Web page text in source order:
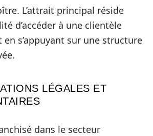
L’attrait principal réside
d’accéder à une clientèle
s’appuyant sur une structure
LÉGALES ET
dans le secteur